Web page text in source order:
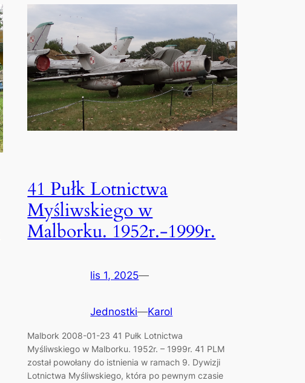
41 Pułk Lotnictwa
Myśliwskiego w
Malborku. 1952r.-1999r.
lis 1, 2025—
Jednostki—Karol
Malbork 2008-01-23 41 Pułk Lotnictwa
Myśliwskiego w Malborku. 1952r. – 1999r. 41 PLM
został powołany do istnienia w ramach 9. Dywizji
Lotnictwa Myśliwskiego, która po pewnym czasie